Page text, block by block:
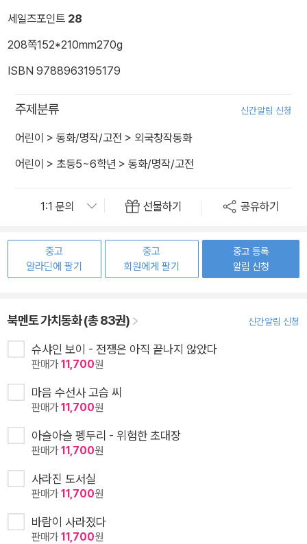
세일즈포인트 28
208쪽152*210mm270g
ISBN 9788963195179
주제분류 신간알림 신청
어린이 > 동화/명작/고전 > 외국창작동화
어린이 > 초등5~6학년 > 동화/명작/고전
선물하기 공유하기
중고
알라딘에 팔기
중고
회원에게 팔기
중고 등록
알림 신청
북멘토 가치동화 (총 83권) 신간알림 신청
슈샤인 보이 - 전쟁은 아직 끝나지 않았다
판매가11,700원
마음 수선사 고슴 씨
판매가11,700원
아슬아슬 펭두리 - 위험한 초대장
판매가11,700원
사라진 도서실
판매가11,700원
바람이 사라졌다
판매가11,700원